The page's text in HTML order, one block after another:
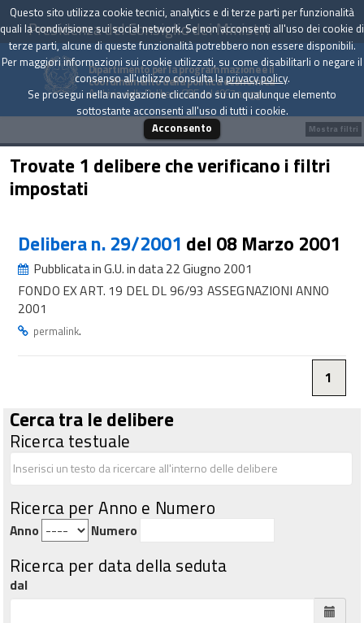
Presidenza del Consiglio dei Ministri
Dipartimento per la programmazione e il
coordinamento della politica economica
Archivio delle Delibere CIPE dal 1967 a oggi
Trovate 1 delibere che verificano i filtri
impostati
Delibera n. 29/2001 del 08 Marzo 2001
Pubblicata in G.U. in data 22 Giugno 2001
FONDO EX ART. 19 DEL DL 96/93 ASSEGNAZIONI ANNO
2001
permalink.
1
Cerca tra le delibere
Ricerca testuale
Ricerca per Anno e Numero
Anno Numero
Ricerca per data della seduta
dal
Mostra filtri
Questo sito utilizza cookie tecnici, analytics e di terze parti per funzionalità
quali la condivisione sui social network. Se non acconsenti all'uso dei cookie di
terze parti, alcune di queste funzionalità potrebbero non essere disponibili.
Per maggiori informazioni sui cookie utilizzati, su come disabilitarli o negare il
consenso all'utilizzo consulta laprivacy policy.
Se prosegui nella navigazione cliccando su un qualunque elemento
sottostante acconsenti all'uso di tutti i cookie.
Acconsento